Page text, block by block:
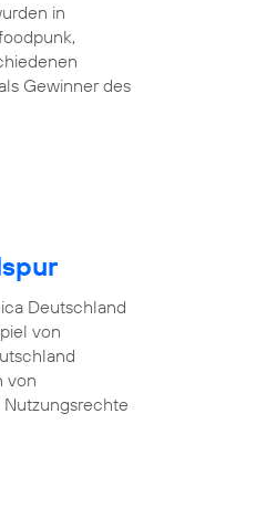
in
Gewinner des
Deutschland
von
von